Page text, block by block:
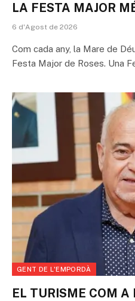
LA FESTA MAJOR
6 d'Agost de 2026
Com cada any, la Mare de
Festa Major de Roses. Una
GENT DE L'EMPORDÀ
EL TURISME COM A